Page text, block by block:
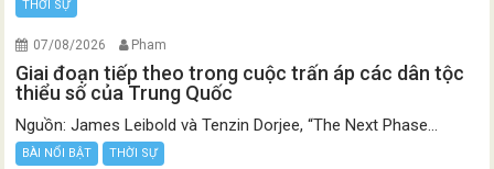
THỜI SỰ
07/08/2026 Pham
Giai đoạn tiếp theo trong cuộc trấn áp các dân tộc
thiểu số của Trung Quốc
Nguồn: James Leibold và Tenzin Dorjee, “The Next Phase...
BÀI NỔI BẬT THỜI SỰ